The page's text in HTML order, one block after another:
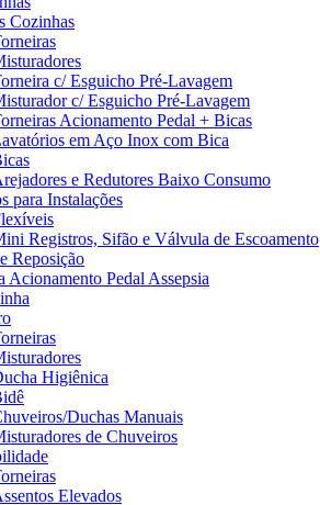
Cozinhas
c/ Esguicho Pré-Lavagem
c/ Esguicho Pré-Lavagem
Acionamento Pedal + Bicas
em Aço Inox com Bica
e Redutores Baixo Consumo
para Instalações
Registros, Sifão e Válvula de Escoamento
Reposição
Acionamento Pedal Assepsia
Higiênica
Duchas Manuais
de Chuveiros
Elevados